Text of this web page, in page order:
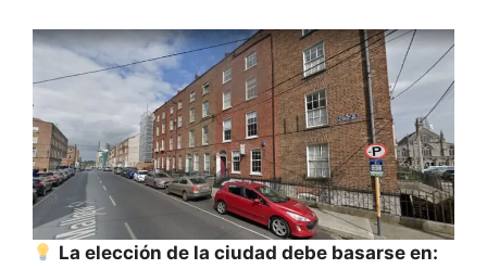
La elección de la ciudad debe basarse en: